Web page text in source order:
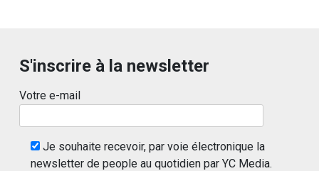
S'inscrire à la newsletter
Votre e-mail
Je souhaite recevoir, par voie électronique la
newsletter de people au quotidien par YC Media.